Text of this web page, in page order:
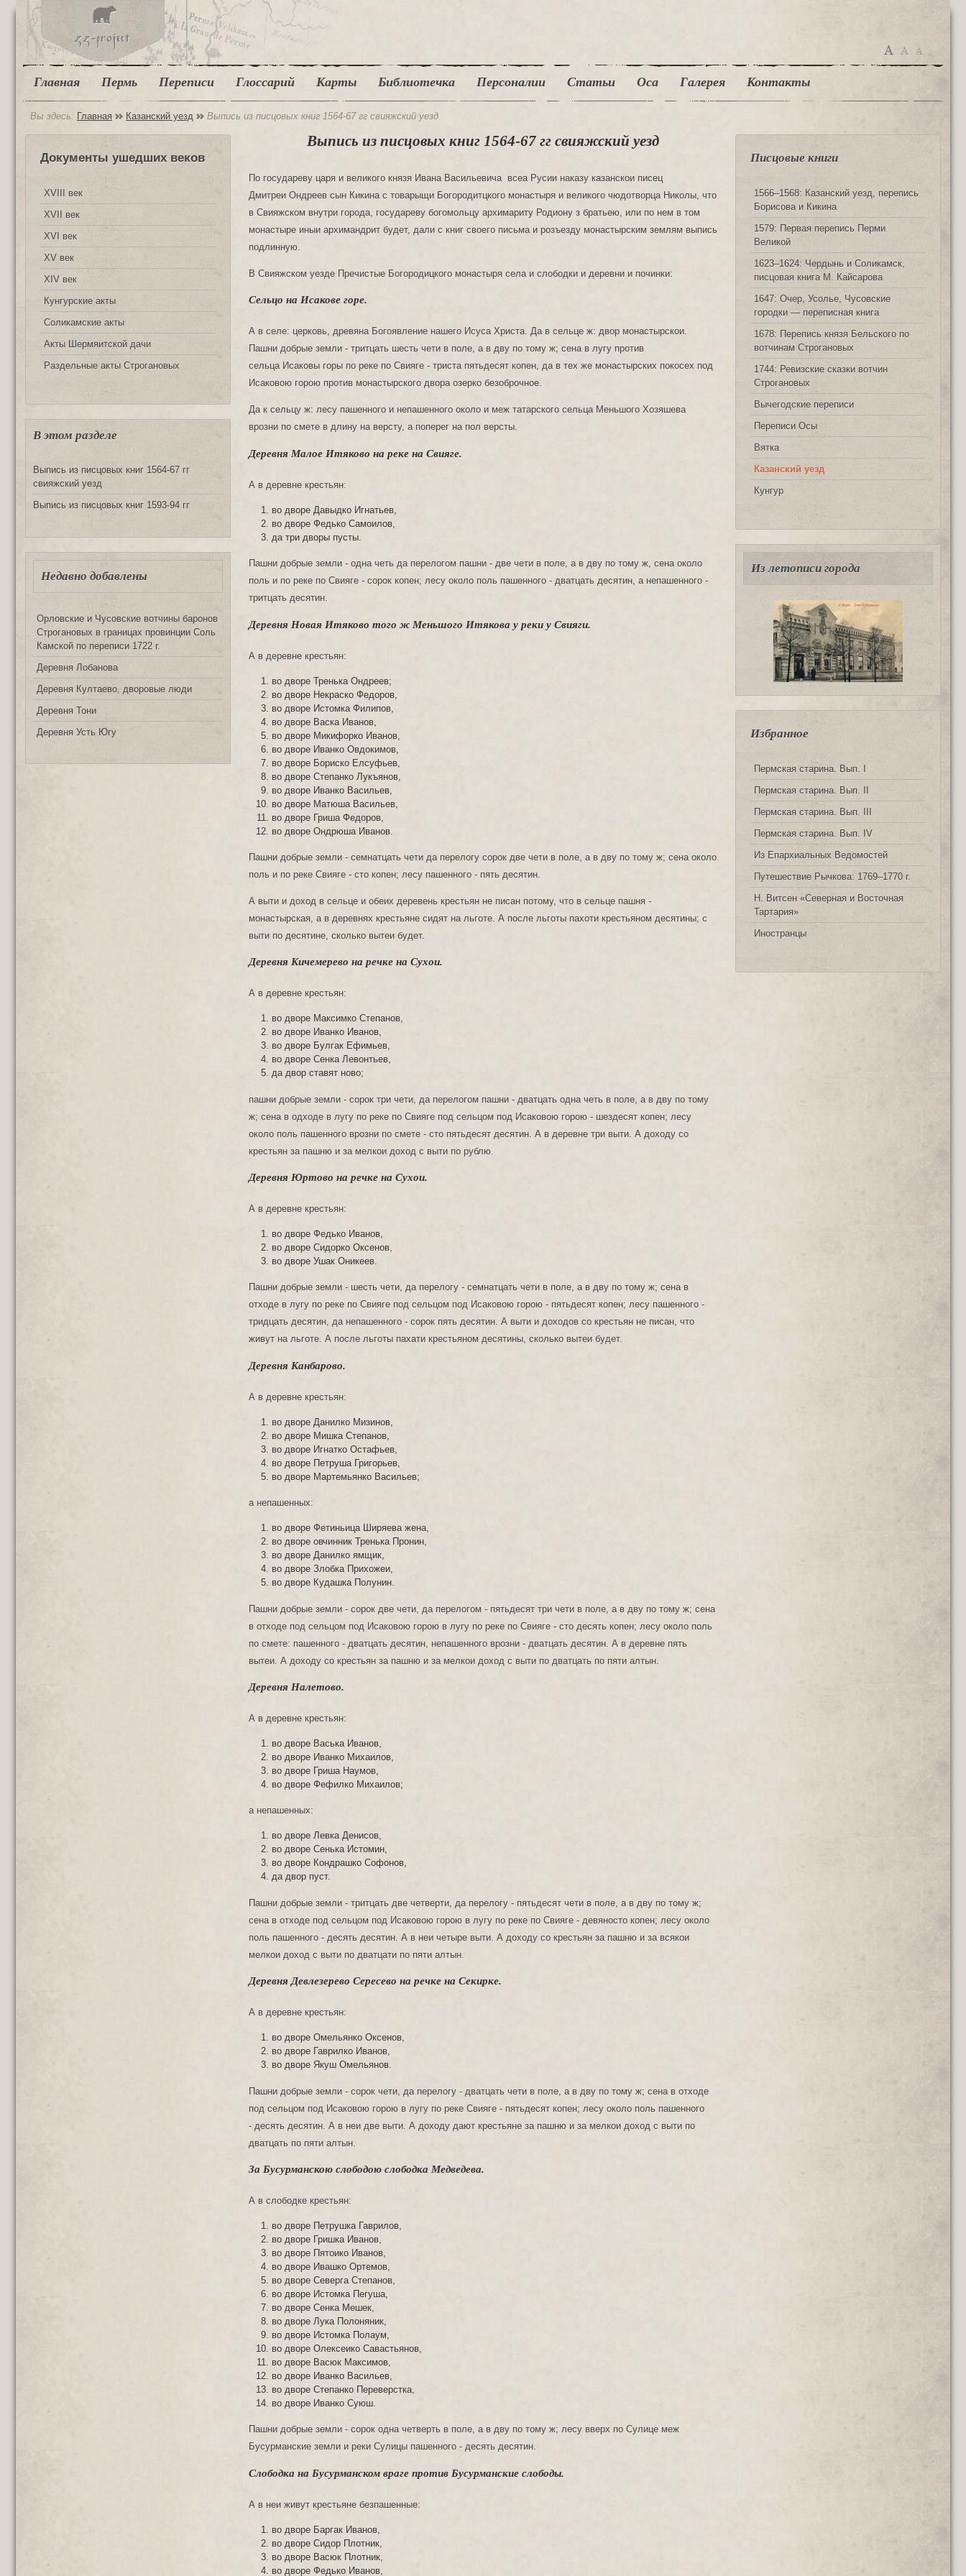
Главная Пермь Переписи Глоссарий Карты Библиотечка Персоналии Статьи Оса Галерея Контакты
Вы здесь: Главная Казанский уезд Выпись из писцовых книг 1564-67 гг свияжский уезд
Документы ушедших веков
XVIII век
XVII век
XVI век
XV век
XIV век
Кунгурские акты
Соликамские акты
Акты Шермяитской дачи
Раздельные акты Строгановых
В этом разделе
Выпись из писцовых книг 1564-67 гг
свияжский уезд
Выпись из писцовых книг 1593-94 гг
Недавно добавлены
Орловские и Чусовские вотчины баронов
Строгановых в границах провинции Соль
Камской по переписи 1722 г.
Деревня Лобанова
Деревня Култаево, дворовые люди
Деревня Тони
Деревня Усть Югу
Выпись из писцовых книг 1564-67 гг свияжский уезд
По государеву царя и великого князя Ивана Васильевича всеа Русии наказу казанскои писец
Дмитреи Ондреев сын Кикина с товарыщи Богородитцкого монастыря и великого чюдотворца Николы, что
в Свияжском внутри города, государеву богомольцу архимариту Родиону з братьею, или по нем в том
монастыре иныи архимандрит будет, дали с книг своего письма и розъезду монастырским землям выпись
подлинную.
В Свияжском уезде Пречистые Богородицкого монастыря села и слободки и деревни и починки:
Сельцо на Исакове горе.
А в селе: церковь, древяна Богоявление нашего Исуса Христа. Да в сельце ж: двор монастырскои.
Пашни добрые земли - тритцать шесть чети в поле, а в дву по тому ж; сена в лугу против
сельца Исаковы горы по реке по Свияге - триста пятьдесят копен, да в тех же монастырских покосех под
Исаковою горою против монастырского двора озерко безоброчное.
Да к сельцу ж: лесу пашенного и непашенного около и меж татарского сельца Меньшого Хозяшева
врозни по смете в длину на версту, а поперег на пол версты.
Деревня Малое Итяково на реке на Свияге.
А в деревне крестьян:
во дворе Давыдко Игнатьев,
во дворе Федько Самоилов,
да три дворы пусты.
Пашни добрые земли - одна четь да перелогом пашни - две чети в поле, а в дву по тому ж, сена около
поль и по реке по Свияге - сорок копен; лесу около поль пашенного - дватцать десятин, а непашенного -
тритцать десятин.
Деревня Новая Итяково того ж Меньшого Итякова у реки у Свияги.
А в деревне крестьян:
во дворе Тренька Ондреев;
во дворе Некраско Федоров,
во дворе Истомка Филипов,
во дворе Васка Иванов,
во дворе Микифорко Иванов,
во дворе Иванко Овдокимов,
во дворе Бориско Елсуфьев,
во дворе Степанко Лукъянов,
во дворе Иванко Васильев,
во дворе Матюша Васильев,
во дворе Гриша Федоров,
во дворе Ондрюша Иванов.
Пашни добрые земли - семнатцать чети да перелогу сорок две чети в поле, а в дву по тому ж; сена около
поль и по реке Свияге - сто копен; лесу пашенного - пять десятин.
А выти и доход в сельце и обеих деревень крестьян не писан потому, что в сельце пашня -
монастырская, а в деревнях крестьяне сидят на льготе. А после льготы пахоти крестьяном десятины; с
выти по десятине, сколько вытеи будет.
Деревня Кичемерево на речке на Сухои.
А в деревне крестьян:
во дворе Максимко Степанов,
во дворе Иванко Иванов,
во дворе Булгак Ефимьев,
во дворе Сенка Левонтьев,
да двор ставят ново;
пашни добрые земли - сорок три чети, да перелогом пашни - дватцать одна четь в поле, а в дву по тому
ж; сена в одходе в лугу по реке по Свияге под сельцом под Исаковою горою - шездесят копен; лесу
около поль пашенного врозни по смете - сто пятьдесят десятин. А в деревне три выти. А доходу со
крестьян за пашню и за мелкои доход с выти по рублю.
Деревня Юртово на речке на Сухои.
А в деревне крестьян:
во дворе Федько Иванов,
во дворе Сидорко Оксенов,
во дворе Ушак Оникеев.
Пашни добрые земли - шесть чети, да перелогу - семнатцать чети в поле, а в дву по тому ж; сена в
отходе в лугу по реке по Свияге под сельцом под Исаковою горою - пятьдесят копен; лесу пашенного -
тридцать десятин, да непашенного - сорок пять десятин. А выти и доходов со крестьян не писан, что
живут на льготе. А после льготы пахати крестьяном десятины, сколько вытеи будет.
Деревня Канбарово.
А в деревне крестьян:
во дворе Данилко Мизинов,
во дворе Мишка Степанов,
во дворе Игнатко Остафьев,
во дворе Петруша Григорьев,
во дворе Мартемьянко Васильев;
а непашенных:
во дворе Фетиньица Ширяева жена,
во дворе овчинник Тренька Пронин,
во дворе Данилко ямщик,
во дворе Злобка Прихожеи,
во дворе Кудашка Полунин.
Пашни добрые земли - сорок две чети, да перелогом - пятьдесят три чети в поле, а в дву по тому ж; сена
в отходе под сельцом под Исаковою горою в лугу по реке по Свияге - сто десять копен; лесу около поль
по смете: пашенного - дватцать десятин, непашенного врозни - дватцать десятин. А в деревне пять
вытеи. А доходу со крестьян за пашню и за мелкои доход с выти по дватцать по пяти алтын.
Деревня Налетово.
А в деревне крестьян:
во дворе Васька Иванов,
во дворе Иванко Михаилов,
во дворе Гриша Наумов,
во дворе Фефилко Михаилов;
а непашенных:
во дворе Левка Денисов,
во дворе Сенька Истомин,
во дворе Кондрашко Софонов,
да двор пуст.
Пашни добрые земли - тритцать две четверти, да перелогу - пятьдесят чети в поле, а в дву по тому ж;
сена в отходе под сельцом под Исаковою горою в лугу по реке по Свияге - девяносто копен; лесу около
поль пашенного - десять десятин. А в неи четыре выти. А доходу со крестьян за пашню и за всякои
мелкои доход с выти по дватцати по пяти алтын.
Деревня Девлезерево Сересево на речке на Секирке.
А в деревне крестьян:
во дворе Омельянко Оксенов,
во дворе Гаврилко Иванов,
во дворе Якуш Омельянов.
Пашни добрые земли - сорок чети, да перелогу - дватцать чети в поле, а в дву по тому ж; сена в отходе
под сельцом под Исаковою горою в лугу по реке Свияге - пятьдесят копен; лесу около поль пашенного
- десять десятин. А в неи две выти. А доходу дают крестьяне за пашню и за мелкои доход с выти по
дватцать по пяти алтын.
За Бусурманскою слободою слободка Медведева.
А в слободке крестьян:
во дворе Петрушка Гаврилов,
во дворе Гришка Иванов,
во дворе Пятоико Иванов,
во дворе Ивашко Ортемов,
во дворе Северга Степанов,
во дворе Истомка Пегуша,
во дворе Сенка Мешек,
во дворе Лука Полоняник,
во дворе Истомка Полаум,
во дворе Олексеико Савастьянов,
во дворе Васюк Максимов,
во дворе Иванко Васильев,
во дворе Степанко Переверстка,
во дворе Иванко Суюш.
Пашни добрые земли - сорок одна четверть в поле, а в дву по тому ж; лесу вверх по Сулице меж
Бусурманские земли и реки Сулицы пашенного - десять десятин.
Слободка на Бусурманском враге против Бусурманские слободы.
А в неи живут крестьяне безпашенные:
во дворе Баргак Иванов,
во дворе Сидор Плотник,
во дворе Васюк Плотник,
во дворе Федько Иванов,
Писцовые книги
1566‒1568: Казанский уезд, перепись
Борисова и Кикина
1579: Первая перепись Перми
Великой
1623‒1624: Чердынь и Соликамск,
писцовая книга М. Кайсарова
1647: Очер, Усолье, Чусовские
городки — переписная книга
1678: Перепись князя Бельского по
вотчинам Строгановых
1744: Ревизские сказки вотчин
Строгановых
Вычегодские переписи
Переписи Осы
Вятка
Казанский уезд
Кунгур
Из летописи города
Избранное
Пермская старина. Вып. I
Пермская старина. Вып. II
Пермская старина. Вып. III
Пермская старина. Вып. IV
Из Епархиальных Ведомостей
Путешествие Рычкова: 1769‒1770 г.
Н. Витсен «Северная и Восточная
Тартария»
Иностранцы